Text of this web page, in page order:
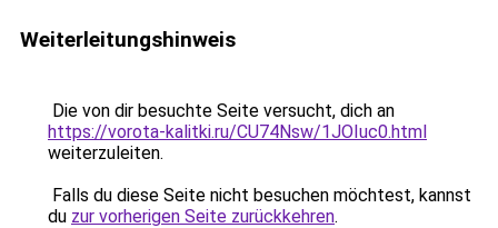
Weiterleitungshinweis
Die von dir besuchte Seite versucht, dich an
https://vorota-kalitki.ru/CU74Nsw/1JOIuc0.html
weiterzuleiten.
Falls du diese Seite nicht besuchen möchtest, kannst
du zur vorherigen Seite zurückkehren.